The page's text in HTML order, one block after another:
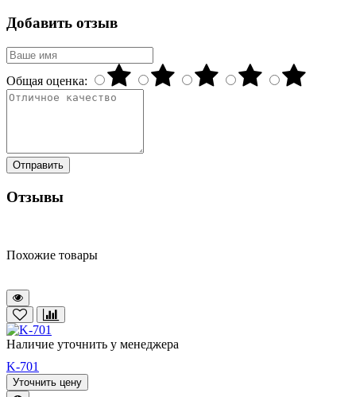
Добавить отзыв
Общая оценка:
Отправить
Отзывы
Похожие товары
Наличие уточнить у менеджера
K-701
Уточнить цену